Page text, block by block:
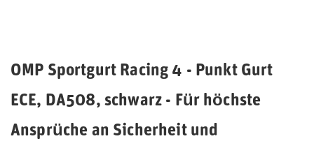
OMP Sportgurt Racing 4 - Punkt Gurt
ECE, DA508, schwarz - Für höchste
Ansprüche an Sicherheit und